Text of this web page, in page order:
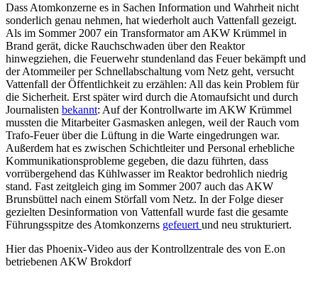
Dass Atomkonzerne es in Sachen Information und Wahrheit nicht
sonderlich genau nehmen, hat wiederholt auch Vattenfall gezeigt.
Als im Sommer 2007 ein Transformator am AKW Krümmel in
Brand gerät, dicke Rauchschwaden über den Reaktor
hinwegziehen, die Feuerwehr stundenland das Feuer bekämpft und
der Atommeiler per Schnellabschaltung vom Netz geht, versucht
Vattenfall der Öffentlichkeit zu erzählen: All das kein Problem für
die Sicherheit. Erst später wird durch die Atomaufsicht und durch
Journalisten bekannt: Auf der Kontrollwarte im AKW Krümmel
mussten die Mitarbeiter Gasmasken anlegen, weil der Rauch vom
Trafo-Feuer über die Lüftung in die Warte eingedrungen war.
Außerdem hat es zwischen Schichtleiter und Personal erhebliche
Kommunikationsprobleme gegeben, die dazu führten, dass
vorrübergehend das Kühlwasser im Reaktor bedrohlich niedrig
stand. Fast zeitgleich ging im Sommer 2007 auch das AKW
Brunsbüttel nach einem Störfall vom Netz. In der Folge dieser
gezielten Desinformation von Vattenfall wurde fast die gesamte
Führungsspitze des Atomkonzerns gefeuert und neu strukturiert.
Hier das Phoenix-Video aus der Kontrollzentrale des von E.on
betriebenen AKW Brokdorf